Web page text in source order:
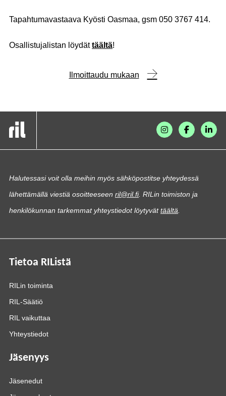
Tapahtumavastaava Kyösti Oasmaa, gsm 050 3767 414.
Osallistujalistan löydättäältä!
Ilmoittaudu mukaan
Halutessasi voit olla meihin myös sähköpostitse yhteydessä
lähettämällä viestiä osoitteeseen ril@ril.fi. RILin toimiston ja
henkilökunnan tarkemmat yhteystiedot löytyvättäältä
Tietoa RIListä
RILin toiminta
RIL-Säätiö
RIL vaikuttaa
Yhteystiedot
Jäsenyys
Jäsenedut